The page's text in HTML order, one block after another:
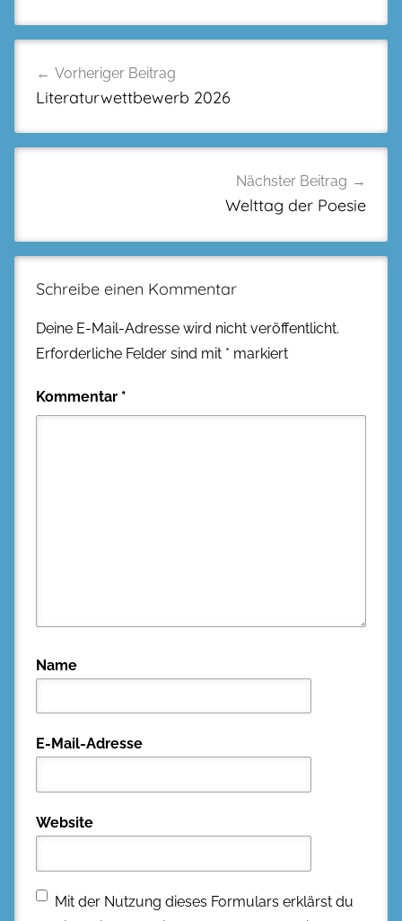
Vorheriger Beitrag
Literaturwettbewerb 2026
Nächster Beitrag
Welttag der Poesie
Schreibe einen Kommentar
Deine E-Mail-Adresse wird nicht veröffentlicht.
Erforderliche Felder sind mit * markiert
Kommentar *
Name
E-Mail-Adresse
Website
Mit der Nutzung dieses Formulars erklärst du